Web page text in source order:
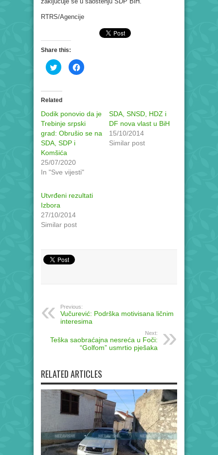
RTRS/Agencije
Share this:
Click
to
share
in
window)
Click
to
window)
Related
Dodik ponovio da je
Trebinje srpski
grad: Obrušio se na
SDA, SDP i
Komšića
25/07/2020
In "Sve vijesti"
SDA, SNSD, HDZ i
DF nova vlast u BiH
15/10/2014
Similar post
Utvrđeni rezultati
Izbora
27/10/2014
Similar post
Previous:
Vučurević: Podrška motivisana ličnim
interesima
Next:
Teška saobraćajna nesreća u Foči:
“Golfom” usmrtio pješaka
RELATED ARTICLES